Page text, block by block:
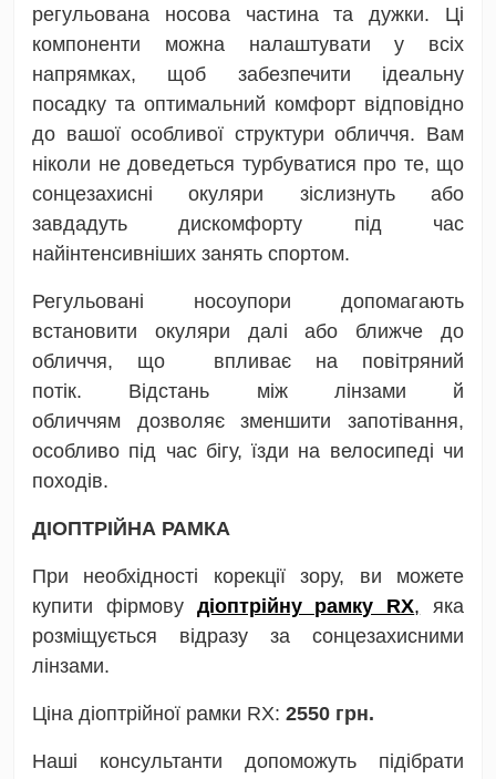
регульована носова частина та дужки. Ці
компоненти можна налаштувати у всіх
напрямках, щоб забезпечити ідеальну
посадку та оптимальний комфорт відповідно
до вашої особливої структури обличчя. Вам
ніколи не доведеться турбуватися про те, що
сонцезахисні окуляри зіслизнуть або
завдадуть дискомфорту під час
найінтенсивніших занять спортом.
Регульовані носоупори допомагають
встановити окуляри далі або ближче до
обличчя, що впливає на повітряний
потік. Відстань між лінзами й
обличчям дозволяє зменшити запотівання,
особливо під час бігу, їзди на велосипеді чи
походів.
ДІОПТРІЙНА РАМКА
При необхідності корекції зору, ви можете
купити фірмову
діоптрійну рамку RX, яка
розміщується відразу за сонцезахисними
лінзами.
Ціна діоптрійної рамки RX: 2550 грн.
Наші консультанти допоможуть підібрати